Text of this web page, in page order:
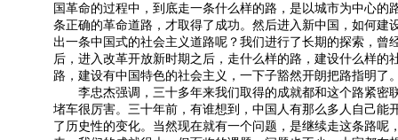
国革命的过程中，到底走一条什么样的路，是以城市为中心
条正确的革命道路，才取得了成功。然后进入新中国，如何建
出一条中国式的社会主义道路呢？我们进行了长期的探索，曾
后，进入改革开放新时期之后，走什么样的路，建设什么样
路，建设有中国特色的社会主义，一下子豁然开朗把路指明了
李忠杰强调，三十多年来我们取得的成就都和这个路紧
堵车很厉害。三十年前，有谁想到，中国人有那么多人自己
了历史性的变化。当然现在就有一个问题，是继续走这条路